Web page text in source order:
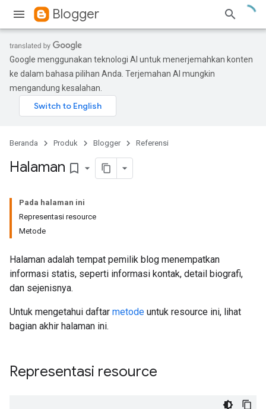
Blogger
Google menggunakan teknologi AI untuk menerjemahkan konten
ke dalam bahasa pilihan Anda. Terjemahan AI mungkin
mengandung kesalahan.
Beranda Produk Blogger Referensi
Halaman bookmark_border
Pada halaman ini
Representasi resource
Metode
Halaman adalah tempat pemilik blog menempatkan
informasi statis, seperti informasi kontak, detail biografi,
dan sejenisnya.
Untuk mengetahui daftar metode untuk resource ini, lihat
bagian akhir halaman ini.
Representasi resource